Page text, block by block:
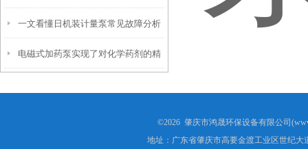
南
一文看懂日机装计量泵常见故障分析
电磁式加药泵实现了对化学药剂的精
©2026 肇庆市鸿晟环保设备有限公司
地址：广东省肇庆市高要金渡工业区世纪大